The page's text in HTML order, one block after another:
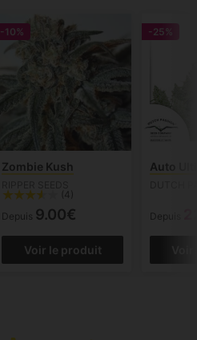
-10%
Zombie Kush
(4)
Depuis 9.00€
Voir le produit
-25%
Auto
Depuis